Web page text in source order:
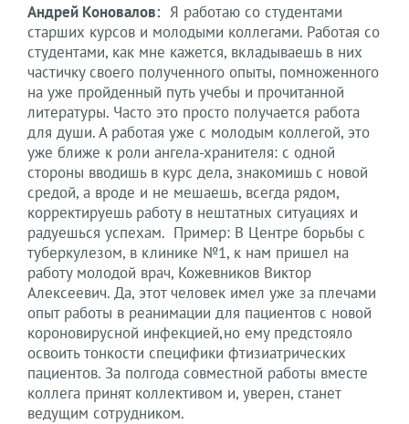
Андрей Коновалов: Я работаю со студентами
старших курсов и молодыми коллегами. Работая со
студентами, как мне кажется, вкладываешь в них
частичку своего полученного опыты, помноженного
на уже пройденный путь учебы и прочитанной
литературы. Часто это просто получается работа
для души. А работая уже с молодым коллегой, это
уже ближе к роли ангела-хранителя: с одной
стороны вводишь в курс дела, знакомишь с новой
средой, а вроде и не мешаешь, всегда рядом,
корректируешь работу в нештатных ситуациях и
радуешься успехам. Пример: В Центре борьбы с
туберкулезом, в клинике №1, к нам пришел на
работу молодой врач, Кожевников Виктор
Алексеевич. Да, этот человек имел уже за плечами
опыт работы в реанимации для пациентов с новой
короновирусной инфекцией,но ему предстояло
освоить тонкости специфики фтизиатрических
пациентов. За полгода совместной работы вместе
коллега принят коллективом и, уверен, станет
ведущим сотрудником.